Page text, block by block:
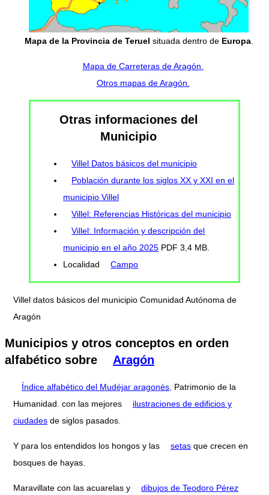
Mapa de la Provincia de Teruel situada dentro de Europa.
Mapa de Carreteras de Aragón.
Otros mapas de Aragón.
Otras informaciones del
Municipio
Villel Datos básicos del municipio
Población durante los siglos XX y XXI en el
municipio Villel
Villel: Referencias Históricas del municipio
Villel: Información y descripción del
municipio en el año 2025 PDF 3,4 MB.
Localidad
Campo
Villel datos básicos del municipio Comunidad Autónoma de
Aragón
Municipios y otros conceptos en orden
alfabético sobre
Aragón
Índice alfabético del Mudéjar aragonés, Patrimonio de la
Humanidad. con las mejores
ilustraciones de edificios y
ciudades de siglos pasados.
Y para los entendidos los hongos y las setas que crecen en
bosques de hayas.
Maravillate con las acuarelas y
dibujos de Teodoro Pérez